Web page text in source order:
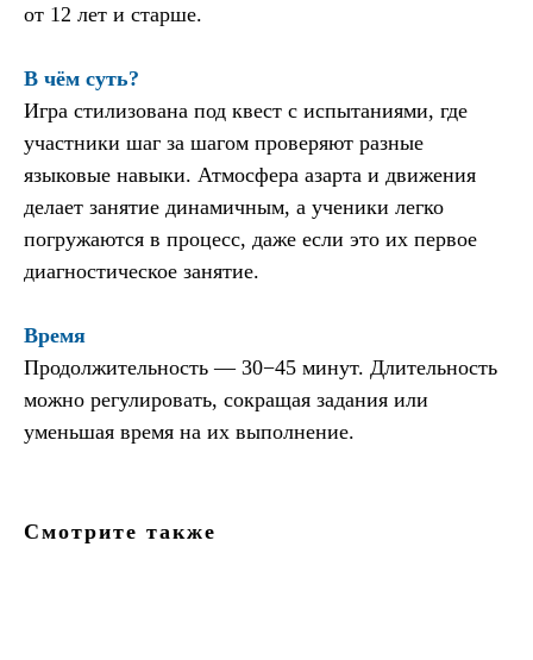
от 12 лет и старше.
В чём суть?
Игра стилизована под квест с испытаниями, где
участники шаг за шагом проверяют разные
языковые навыки. Атмосфера азарта и движения
делает занятие динамичным, а ученики легко
погружаются в процесс, даже если это их первое
диагностическое занятие.
Время
Продолжительность — 30−45 минут. Длительность
можно регулировать, сокращая задания или
уменьшая время на их выполнение.
Смотрите также